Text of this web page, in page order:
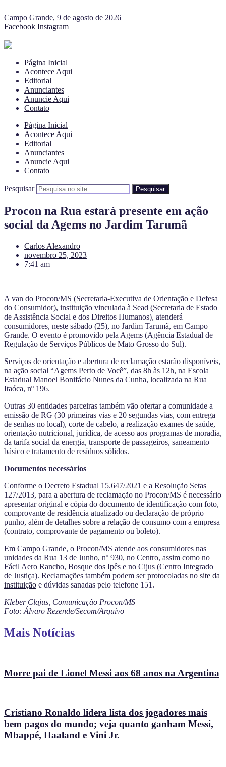
Campo Grande, 9 de agosto de 2026
Facebook Instagram
Página Inicial
Acontece Aqui
Editorial
Anunciantes
Anuncie Aqui
Contato
Página Inicial
Acontece Aqui
Editorial
Anunciantes
Anuncie Aqui
Contato
Pesquisar Pesquisar
Procon na Rua estará presente em ação
social da Agems no Jardim Tarumã
Carlos Alexandro
novembro 25, 2023
7:41 am
A van do Procon/MS (Secretaria-Executiva de Orientação e Defesa
do Consumidor), instituição vinculada à Sead (Secretaria de Estado
de Assistência Social e dos Direitos Humanos), atenderá
consumidores, neste sábado (25), no Jardim Tarumã, em Campo
Grande. O evento é promovido pela Agems (Agência Estadual de
Regulação de Serviços Públicos de Mato Grosso do Sul).
Serviços de orientação e abertura de reclamação estarão disponíveis,
na ação social “Agems Perto de Você”, das 8h às 12h, na Escola
Estadual Manoel Bonifácio Nunes da Cunha, localizada na Rua
Itaóca, nº 196.
Outras 30 entidades parceiras também vão ofertar a comunidade a
emissão de RG (30 primeiras vias e 20 segundas vias, com entrega
de senhas no local), corte de cabelo, a realização exames de saúde,
orientação nutricional, jurídica, de acesso aos programas de moradia,
da tarifa social da energia, transporte de passageiros, saneamento
básico e tratamento de resíduos sólidos.
Documentos necessários
Conforme o Decreto Estadual 15.647/2021 e a Resolução Setas
127/2013, para a abertura de reclamação no Procon/MS é necessário
apresentar original e cópia do documento de identificação com foto,
comprovante de residência atualizado ou declaração de próprio
punho, além de detalhes sobre a relação de consumo com a empresa
(contrato, comprovante de pagamento ou boleto).
Em Campo Grande, o Procon/MS atende aos consumidores nas
unidades da Rua 13 de Junho, nº 930, no Centro, assim como no
Fácil Aero Rancho, Bosque dos Ipês e no Cijus (Centro Integrado
de Justiça). Reclamações também podem ser protocoladas no site da
instituição e dúvidas sanadas pelo telefone 151.
Kleber Clajus, Comunicação Procon/MS
Foto: Álvaro Rezende/Secom/Arquivo
Mais Notícias
Morre pai de Lionel Messi aos 68 anos na Argentina
Cristiano Ronaldo lidera lista dos jogadores mais
bem pagos do mundo; veja quanto ganham Messi,
Mbappé, Haaland e Vini Jr.